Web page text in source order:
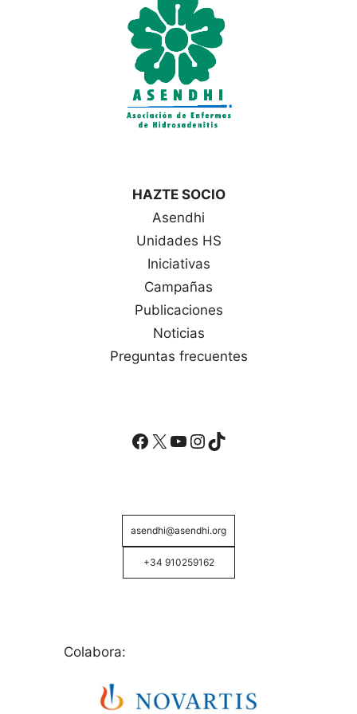
HAZTE SOCIO
Asendhi
Unidades HS
Iniciativas
Campañas
Publicaciones
Noticias
Preguntas frecuentes
Facebook
X YouTube
Instagram
TikTok
asendhi@asendhi.org
+34 910259162
Colabora: